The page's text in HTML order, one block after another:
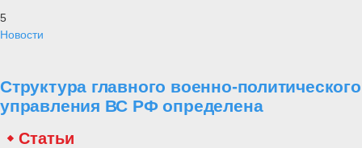
5
Новости
Структура главного военно-политического
управления ВС РФ определена
Статьи